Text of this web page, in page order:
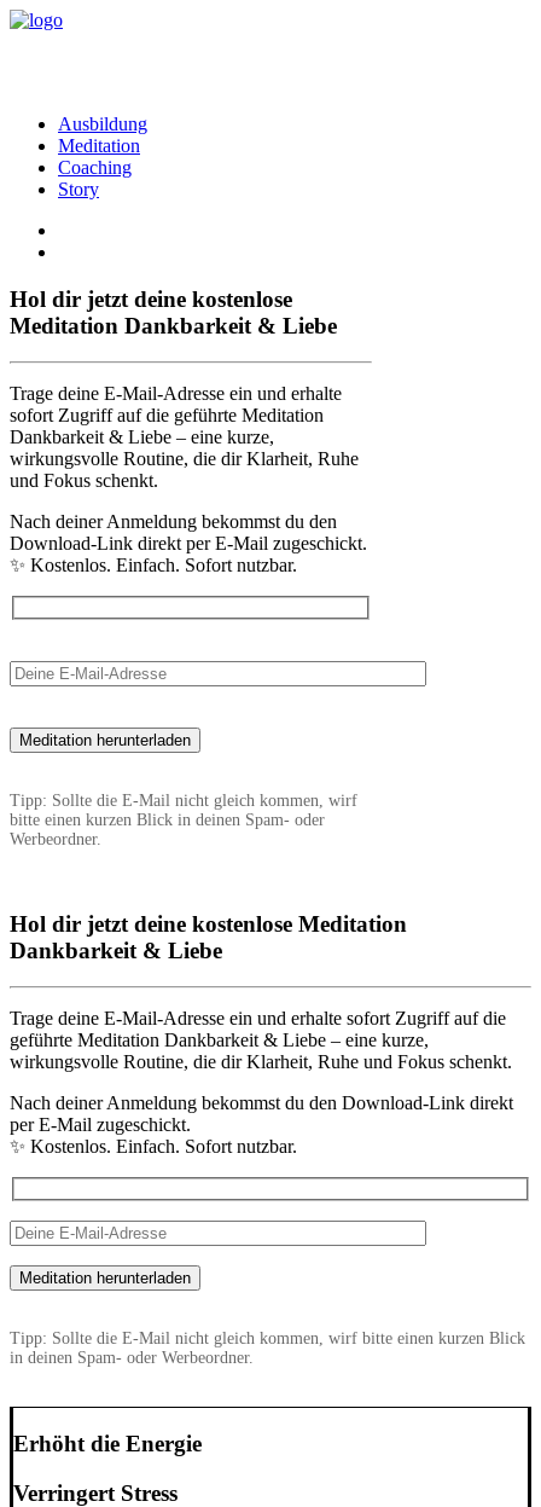
Ausbildung
Meditation
Coaching
Story
Hol dir jetzt deine kostenlose
Meditation Dankbarkeit & Liebe
Trage deine E-Mail-Adresse ein und erhalte
sofort Zugriff auf die geführte Meditation
Dankbarkeit & Liebe – eine kurze,
wirkungsvolle Routine, die dir Klarheit, Ruhe
und Fokus schenkt.
Nach deiner Anmeldung bekommst du den
Download-Link direkt per E-Mail zugeschickt.
✨ Kostenlos. Einfach. Sofort nutzbar.
Tipp: Sollte die E-Mail nicht gleich kommen, wirf
bitte einen kurzen Blick in deinen Spam- oder
Werbeordner.
Hol dir jetzt deine kostenlose Meditation
Dankbarkeit & Liebe
Trage deine E-Mail-Adresse ein und erhalte sofort Zugriff auf die
geführte Meditation Dankbarkeit & Liebe – eine kurze,
wirkungsvolle Routine, die dir Klarheit, Ruhe und Fokus schenkt.
Nach deiner Anmeldung bekommst du den Download-Link direkt
per E-Mail zugeschickt.
✨ Kostenlos. Einfach. Sofort nutzbar.
Tipp: Sollte die E-Mail nicht gleich kommen, wirf bitte einen kurzen Blick
in deinen Spam- oder Werbeordner.
Erhöht die Energie
Verringert Stress